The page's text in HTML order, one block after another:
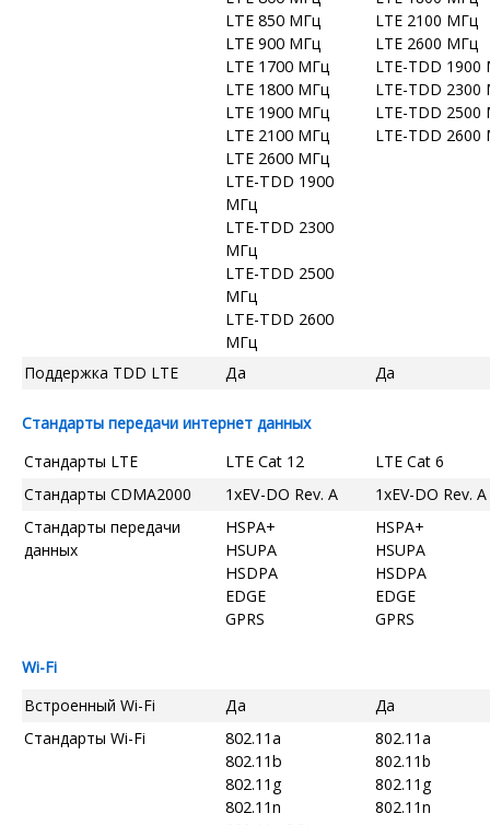
LTE 850 МГц
LTE 900 МГц
LTE 1700 МГц
LTE 1800 МГц
LTE 1900 МГц
LTE 2100 МГц
LTE 2600 МГц
LTE-TDD 1900
МГц
LTE-TDD 2300
МГц
LTE-TDD 2500
МГц
LTE-TDD 2600
МГц
LTE 2100 МГц
LTE 2600 МГц
LTE-TDD 1900
LTE-TDD 2300
LTE-TDD 2500
LTE-TDD 2600
Поддержка TDD LTE Да Да
Стандарты передачи интернет данных
Стандарты LTE
LTE Cat 12
LTE Cat 6
Стандарты CDMA2000
1xEV-DO Rev. A
1xEV-DO Rev. A
Стандарты передачи
данных
HSPA+
HSUPA
HSDPA
EDGE
GPRS
HSPA+
HSUPA
HSDPA
EDGE
GPRS
Wi-Fi
Встроенный Wi-Fi
Да
Да
Стандарты Wi-Fi
802.11a
802.11b
802.11g
802.11n
802.11a
802.11b
802.11g
802.11n